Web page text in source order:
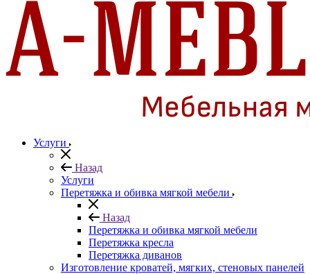
Услуги
Назад
Услуги
Перетяжка и обивка мягкой мебели
Назад
Перетяжка и обивка мягкой мебели
Перетяжка кресла
Перетяжка диванов
Изготовление кроватей, мягких, стеновых панелей